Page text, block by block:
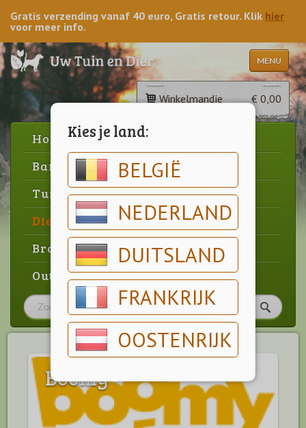
Kies je land:
BELGIË
NEDERLAND
DUITSLAND
FRANKRIJK
OOSTENRIJK
Gratis verzending vanaf 40 euro, Gratis retour. Klik hier
voor meer info.
MENU
Winkelmandje € 0,00
Home
Barbecue
Tuin
Dier
Brood & gebak
Outlet
Boomy